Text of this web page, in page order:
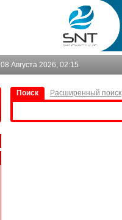
08 Августа 2026, 02:15
Поиск Расширенный поиск